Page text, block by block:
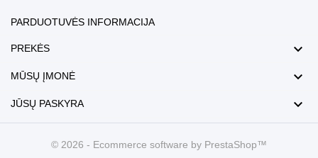
PARDUOTUVĖS INFORMACIJA
PREKĖS 
MŪSŲ ĮMONĖ 
JŪSŲ PASKYRA 
© 2026 - Ecommerce software by PrestaShop™